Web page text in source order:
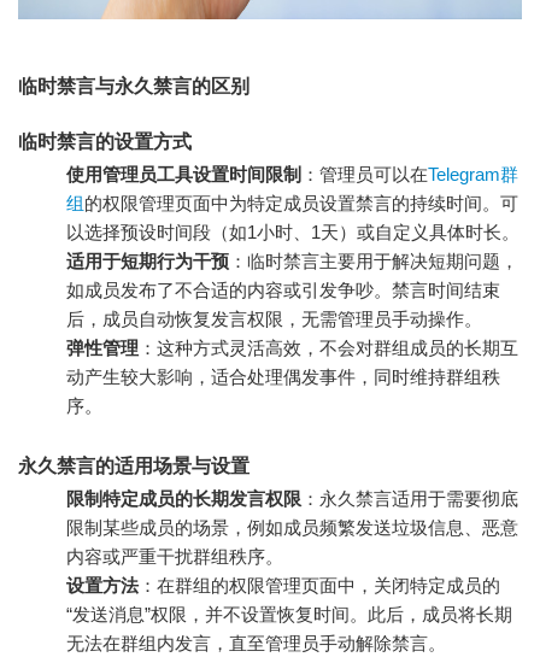
临时禁言与永久禁言的区别
临时禁言的设置方式
使用管理员工具设置时间限制 ：管理员可以在Telegram群
组的权限管理页面中为特定成员设置禁言的持续时间。可
以选择预设时间段（如1小时、1天）或自定义具体时长。
适用于短期行为干预 ：临时禁言主要用于解决短期问题，
如成员发布了不合适的内容或引发争吵。禁言时间结束
后，成员自动恢复发言权限，无需管理员手动操作。
弹性管理 ：这种方式灵活高效，不会对群组成员的长期互
动产生较大影响，适合处理偶发事件，同时维持群组秩
序。
永久禁言的适用场景与设置
限制特定成员的长期发言权限 ：永久禁言适用于需要彻底
限制某些成员的场景，例如成员频繁发送垃圾信息、恶意
内容或严重干扰群组秩序。
设置方法：在群组的权限管理页面中，关闭特定成员的
“发送消息”权限，并不设置恢复时间。此后，成员将长期
无法在群组内发言，直至管理员手动解除禁言。